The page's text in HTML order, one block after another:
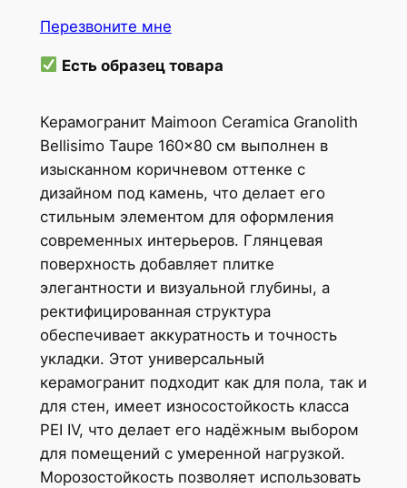
Перезвоните мне
Есть образец товара
Керамогранит Maimoon Ceramica Granolith
Bellisimo Taupe 160x80 см выполнен в
изысканном коричневом оттенке с
дизайном под камень, что делает его
стильным элементом для оформления
современных интерьеров. Глянцевая
поверхность добавляет плитке
элегантности и визуальной глубины, а
ректифицированная структура
обеспечивает аккуратность и точность
укладки. Этот универсальный
керамогранит подходит как для пола, так и
для стен, имеет износостойкость класса
PEI IV, что делает его надёжным выбором
для помещений с умеренной нагрузкой.
Морозостойкость позволяет использовать